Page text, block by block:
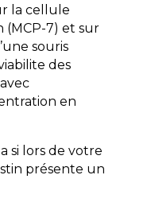
la cellule
(MCP-7) et sur
souris
des
en
si lors de votre
présente un